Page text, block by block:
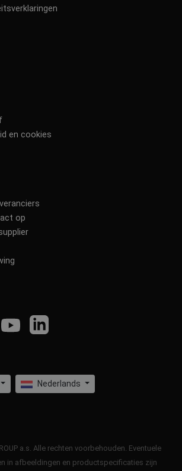
en cookies
op
Nederlands
a.s. Alle rechten voorbehouden. Eventuele
in afbeeldingen en productspecificaties zijn